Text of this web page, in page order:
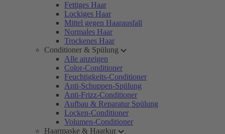
Fettiges Haar
Lockiges Haar
Mittel gegen Haarausfall
Normales Haar
Trockenes Haar
Conditioner & Spülung
Alle anzeigen
Color-Conditioner
Feuchtigkeits-Conditioner
Anti-Schuppen-Spülung
Anti-Frizz-Conditioner
Aufbau & Reparatur Spülung
Locken-Conditioner
Volumen-Conditioner
Haarmaske & Haarkur